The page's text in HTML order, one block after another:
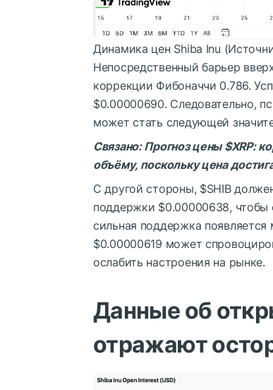
Динамика цен Shiba Inu
Непосредственный барьер
коррекции Фибоначчи 0.786.
$0.00000690. Следовательно,
может стать следующей
Связано: Прогноз цены$XRP:
объёму, поскольку цена
С другой стороны, $SHIB
поддержки $0.00000638, чтобы
сильная поддержка
$0.00000619 может
ослабить настроения на рынке.
Данные об
отражают